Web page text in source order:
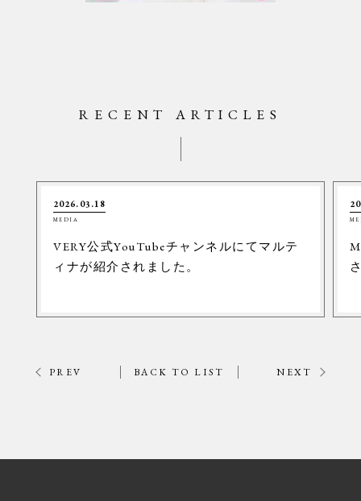
RECENT ARTICLES
2026.03.18
MEDIA
VERY公式YouTubeチャンネルにてマルテ
ィナが紹介されました。
PREV BACK TO LIST NEXT